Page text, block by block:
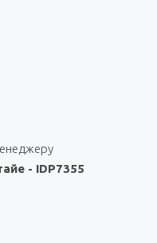
- IDP7355